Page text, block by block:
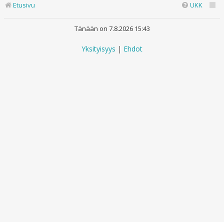
Etusivu UKK
Tänään on 7.8.2026 15:43
Yksityisyys | Ehdot